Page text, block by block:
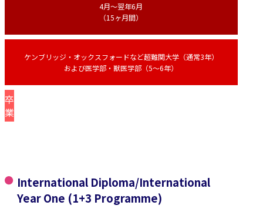
4月〜翌年6月
（15ヶ月間）
ケンブリッジ・オックスフォードなど超難関大学（通常3年）
および医学部・獣医学部（5〜6年）
卒
業
International Diploma/International
Year One (1+3 Programme)